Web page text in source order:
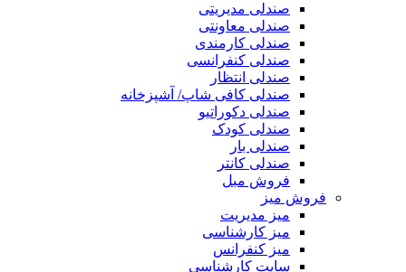
صندلی مدیریتی
صندلی معاونتی
صندلی کارمندی
صندلی کنفرانسی
صندلی انتظار
صندلی کافی شاپ/ آشپزخانه
صندلی دکوراتیو
صندلی کودک
صندلی بار
صندلی کانتر
فروش مبل
فروش میز
میز مدیریت
میز کارشناسی
میز کنفرانس
سایت کارشناسی